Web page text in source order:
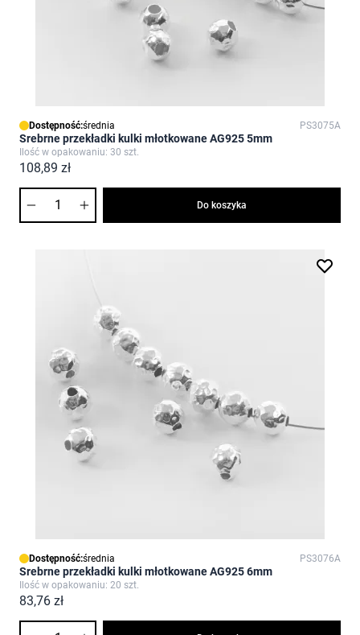
Dostępność:średnia PS3075A
Srebrne przekładki kulki młotkowane AG925 5mm
Ilość w opakowaniu: 30 szt.
108,89 zł
Do koszyka
Dostępność:średnia PS3076A
Srebrne przekładki kulki młotkowane AG925 6mm
Ilość w opakowaniu: 20 szt.
83,76 zł